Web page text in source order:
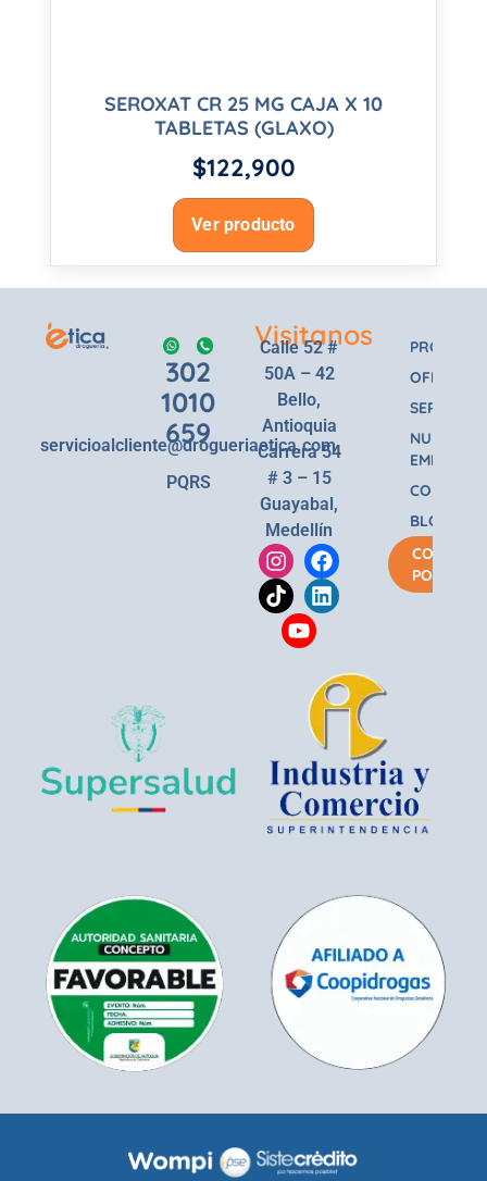
SEROXAT CR 25 MG CAJA X 10
TABLETAS (GLAXO)
$122,900
Ver producto
302
1010
659
servicioalcliente@drogueriaetica.com
PQRS
Visitanos
Calle 52 #
50A – 42
Bello,
Antioquia
Carrera 54
# 3 – 15
Guayabal,
Medellín
OFERTAS
SERVICIOS
NUESTRA
EMPRESA
BLOG
COMPRA
POR